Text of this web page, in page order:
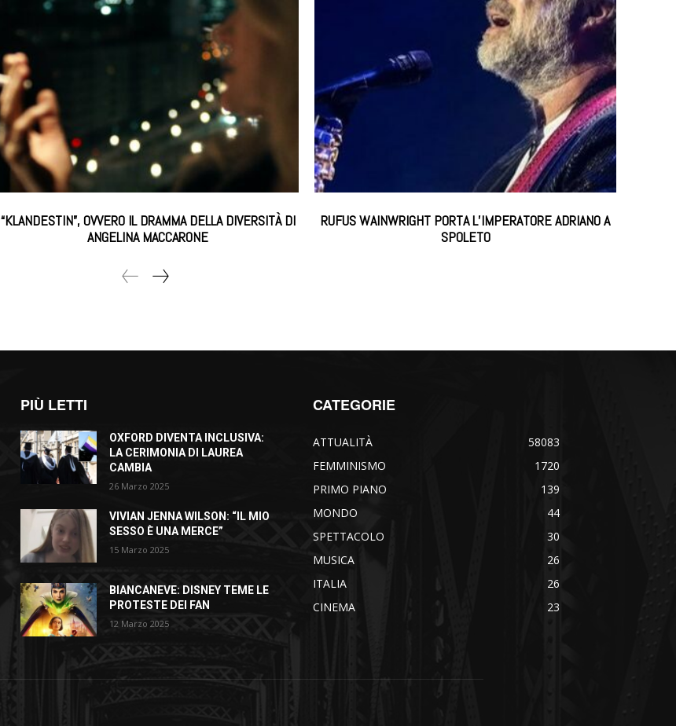
“KLANDESTIN”, OVVERO IL DRAMMA DELLA DIVERSITÀ DI
ANGELINA MACCARONE
RUFUS WAINWRIGHT PORTA L’IMPERATORE ADRIANO A
SPOLETO
PIÙ LETTI
OXFORD DIVENTA INCLUSIVA:
LA CERIMONIA DI LAUREA
CAMBIA
26 Marzo 2025
VIVIAN JENNA WILSON: “IL MIO
SESSO È UNA MERCE”
15 Marzo 2025
BIANCANEVE: DISNEY TEME LE
PROTESTE DEI FAN
12 Marzo 2025
CATEGORIE
ATTUALITÀ
58083
FEMMINISMO
1720
PRIMO PIANO
139
MONDO
44
SPETTACOLO
30
MUSICA
26
ITALIA
26
CINEMA
23